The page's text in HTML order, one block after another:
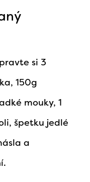
si 3
150g
mouky, 1
špetku jedlé
a